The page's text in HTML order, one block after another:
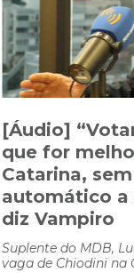
[Áudio]
que for
Catarina,
automático a
diz Vampiro
Suplente do MDB,
vaga de Chiodini na